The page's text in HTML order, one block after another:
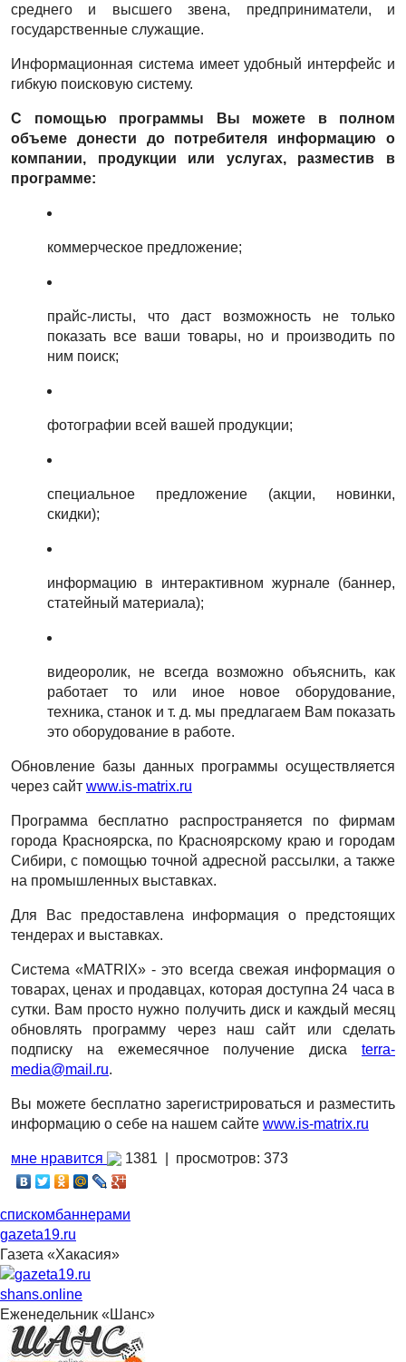
среднего и высшего звена, предприниматели, и
государственные служащие.
Информационная система имеет удобный интерфейс и
гибкую поисковую систему.
С помощью программы Вы можете в полном
объеме донести до потребителя информацию о
компании, продукции или услугах, разместив в
программе:
коммерческое предложение;
прайс-листы, что даст возможность не только
показать все ваши товары, но и производить по
ним поиск;
фотографии всей вашей продукции;
специальное предложение (акции, новинки,
скидки);
информацию в интерактивном журнале (баннер,
статейный материала);
видеоролик, не всегда возможно объяснить, как
работает то или иное новое оборудование,
техника, станок и т. д. мы предлагаем Вам показать
это оборудование в работе.
Обновление базы данных программы осуществляется
через сайт www.is-matrix.ru
Программа бесплатно распространяется по фирмам
города Красноярска, по Красноярскому краю и городам
Сибири, с помощью точной адресной рассылки, а также
на промышленных выставках.
Для Вас предоставлена информация о предстоящих
тендерах и выставках.
Система «MATRIX» - это всегда свежая информация о
товарах, ценах и продавцах, которая доступна 24 часа в
сутки. Вам просто нужно получить диск и каждый месяц
обновлять программу через наш сайт или сделать
подписку на ежемесячное получение диска terra-
media@mail .ru.
Вы можете бесплатно зарегистрироваться и разместить
информацию о себе на нашем сайте www.is-matrix.ru
мне нравится 1381 | просмотров: 373
спискомбаннерами
gazeta19.ru
Газета «Хакасия»
shans.online
Еженедельник «Шанс»